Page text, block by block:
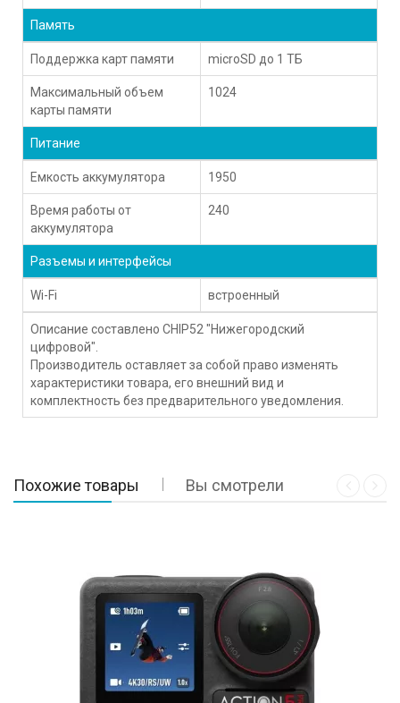
Память
Поддержка карт памяти microSD до 1 ТБ
Максимальный объем
карты памяти
1024
Питание
Емкость аккумулятора 1950
Время работы от
аккумулятора
240
Разъемы и интерфейсы
Wi-Fi встроенный
Описание составлено CHIP52 "Нижегородский
цифровой".
Производитель оставляет за собой право изменять
характеристики товара, его внешний вид и
комплектность без предварительного уведомления.
Похожие товары Вы смотрели